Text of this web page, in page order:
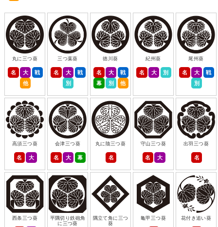
丸に三つ葵
名 大
戦
他
三つ葉葵
名 大
戦
別
徳川葵
名 大
戦
幕
別 他
紀州葵
名 大 別
尾州葵
名 大
戦
別
高須三つ葵
名 大
会津三つ葵
名 大 幕
丸に陰三つ葵
名
守山三つ葵
名 大
出羽三つ葵
名
西条三つ葵
平隅切り鉄砲角
に三つ葵
隅立て角に三つ
葵
亀甲三つ葵 花付き追い葵